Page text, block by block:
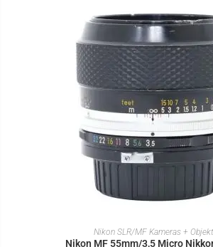
IN DEN WARENKORB
Nikon SLR/MF Kameras +
Nikon MF 55mm/3,5 Micro